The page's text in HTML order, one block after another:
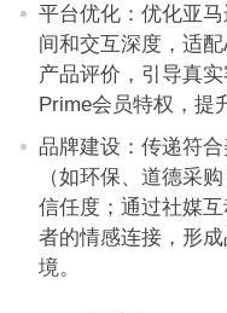
平台优化：优化亚
间和交互深度，适
产品评价，引导真
Prime会员特权，提
品牌建设：传递符
（如环保、道德采
信任度；通过社媒
者的情感连接，形
境。